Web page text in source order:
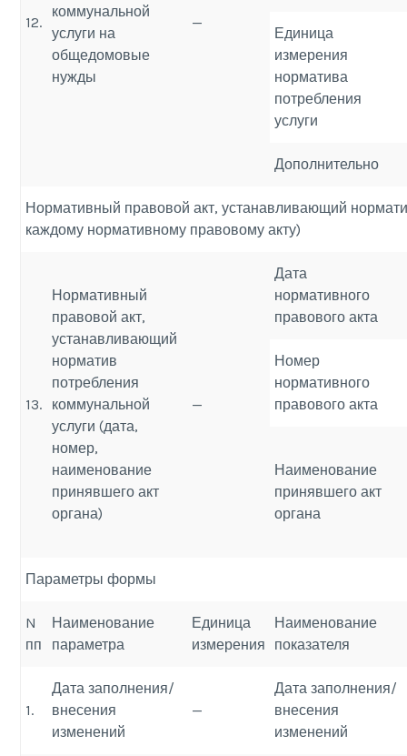
12.
коммунальной
услуги на
общедомовые
нужды
—
Единица
измерения
норматива
потребления
услуги
Дополнительно
Нормативный правовой акт, устанавливающий
каждому нормативному правовому акту)
13.
Нормативный
правовой акт,
устанавливающий
норматив
потребления
коммунальной
услуги (дата,
номер,
наименование
принявшего акт
органа)
—
Дата
нормативного
правового акта
Номер
нормативного
правового акта
Наименование
принявшего акт
органа
Параметры формы
N
пп
Наименование
параметра
Единица
измерения
Наименование
показателя
1.
Дата заполнения/
внесения
изменений
—
Дата заполнения/
внесения
изменений